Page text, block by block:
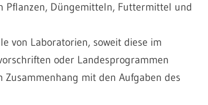
Pflanzen, Düngemitteln, Futtermittel und
von Laboratorien, soweit diese im
oder Landesprogrammen
mit den Aufgaben des